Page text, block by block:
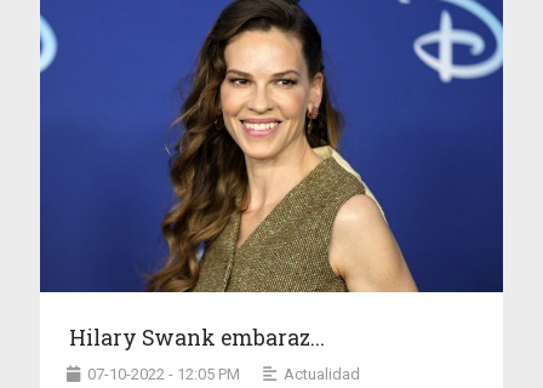
Hilary Swank embaraz...
07-10-2022 - 12:05 PM Actualidad